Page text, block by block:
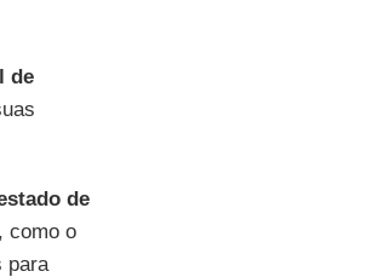
de
de
como o
para